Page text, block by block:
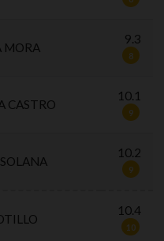
MORA
9.3
8
CASTRO
10.1
9
10.2
9
10.4
10